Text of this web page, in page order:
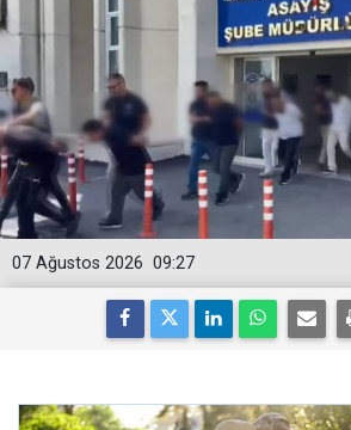
09:27
07 Ağustos 2026